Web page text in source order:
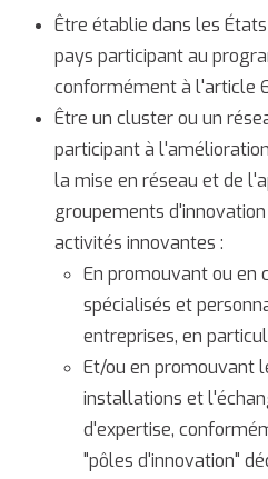
Être établie dans les
pays participant au
conformément à l'article
Être un cluster ou un
participant à
la mise en réseau et de
groupements
activités innovantes :
En promouvant ou en
spécialisés et
entreprises, en
Et/ou en promouvant
installations et
d'expertise,
"pôles d'innovation"